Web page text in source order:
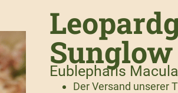
Eublepharis
Der Versand unserer